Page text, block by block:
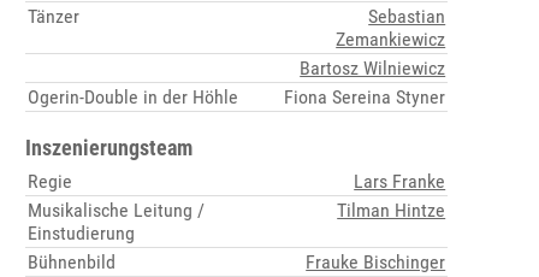
Tänzer
Sebastian
Zemankiewicz
Bartosz Wilniewicz
Ogerin-Double in der Höhle
Fiona Sereina Styner
Inszenierungsteam
Regie
Lars Franke
Musikalische Leitung /
Einstudierung
Tilman Hintze
Bühnenbild
Frauke Bischinger